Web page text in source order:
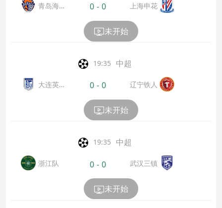
青岛海
0 - 0 上海申花
未开始
19:35 中超
大连英
0 - 0 辽宁铁人
未开始
19:35 中超
浙江队 0 - 0 武汉三镇
未开始